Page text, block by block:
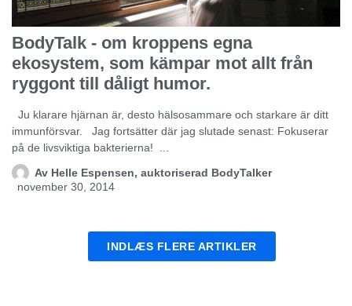
BodyTalk - om kroppens egna
ekosystem, som kämpar mot allt från
ryggont till dåligt humor.
Ju klarare hjärnan är, desto hälsosammare och starkare är ditt
immunförsvar. Jag fortsätter där jag slutade senast: Fokuserar
på de livsviktiga bakterierna! ...
Av Helle Espensen, auktoriserad BodyTalker
november 30, 2014
INDLÆS FLERE ARTIKLER